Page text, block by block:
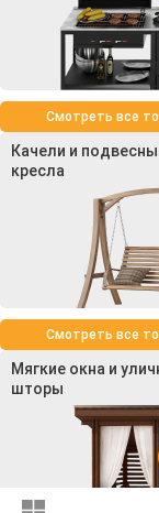
Смотреть все
Качели и
кресла
Смотреть все
Мягкие окна и
шторы